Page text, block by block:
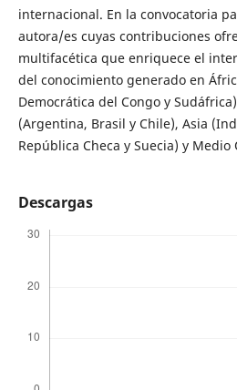
internacional. En la convocatoria
autora/es cuyas contribuciones
multifacética que enriquece el
del conocimiento generado en
Democrática del Congo y
(Argentina, Brasil y Chile), Asia
República Checa y Suecia) y
Descargas